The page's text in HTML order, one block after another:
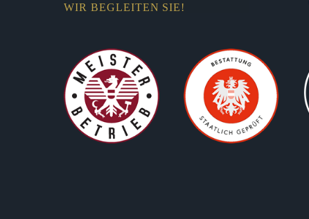
WIR BEGLEITEN SIE!